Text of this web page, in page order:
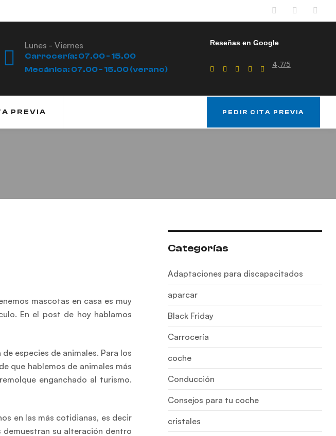
Lunes - Viernes
Carrocería: 07.00 - 15.00
Mecánica: 07.00 - 15.00 (verano)
Reseñas en Google
4,7/5
PREVIA PEDIR CITA PREVIA
mascotas en casa es muy
En el post de hoy hablamos
especies de animales. Para los
que hablemos de animales más
enganchado al turismo.
en las más cotidianas, es decir
su alteración dentro
Categorías
Adaptaciones para discapacitados
aparcar
Black Friday
Carrocería
coche
Conducción
Consejos para tu coche
cristales